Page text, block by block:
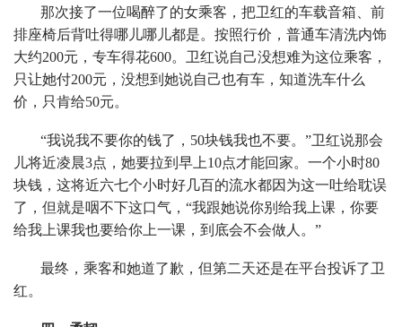
那次接了一位喝醉了的女乘客，把卫红的车载音箱、前
排座椅后背吐得哪儿哪儿都是。按照行价，普通车清洗内饰
大约200元，专车得花600。卫红说自己没想难为这位乘客，
只让她付200元，没想到她说自己也有车，知道洗车什么
价，只肯给50元。
“我说我不要你的钱了，50块钱我也不要。”卫红说那会
儿将近凌晨3点，她要拉到早上10点才能回家。一个小时80
块钱，这将近六七个小时好几百的流水都因为这一吐给耽误
了，但就是咽不下这口气，“我跟她说你别给我上课，你要
给我上课我也要给你上一课，到底会不会做人。”
最终，乘客和她道了歉，但第二天还是在平台投诉了卫
红。